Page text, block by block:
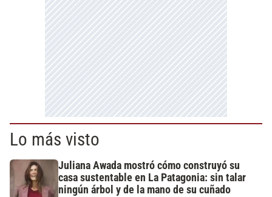
Lo más visto
Juliana Awada mostró cómo construyó su
casa sustentable en La Patagonia: sin talar
ningún árbol y de la mano de su cuñado